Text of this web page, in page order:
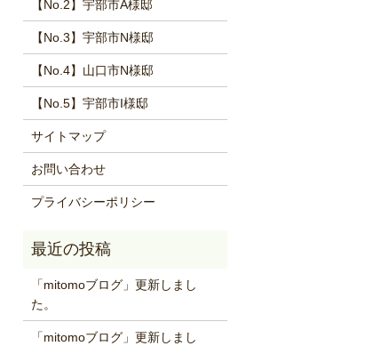
【No.2】宇部市A様邸
【No.3】宇部市N様邸
【No.4】山口市N様邸
【No.5】宇部市I様邸
サイトマップ
お問い合わせ
プライバシーポリシー
「mitomoブログ」更新しまし
た。
「mitomoブログ」更新しまし